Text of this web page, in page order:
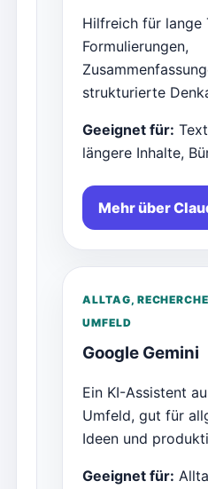
Hilfreich für lange
Formulierungen,
strukturierte
Geeignet für:
längere Inhalte,
Mehr über
ALLTAG,
UMFELD
Google Gemini
Ein KI-Assistent
Umfeld, gut für
Ideen und
Geeignet für: